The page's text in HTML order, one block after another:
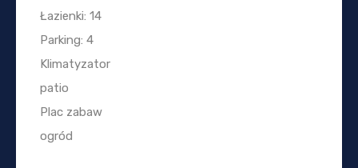
Łazienki: 14
Parking: 4
Klimatyzator
patio
Plac zabaw
ogród